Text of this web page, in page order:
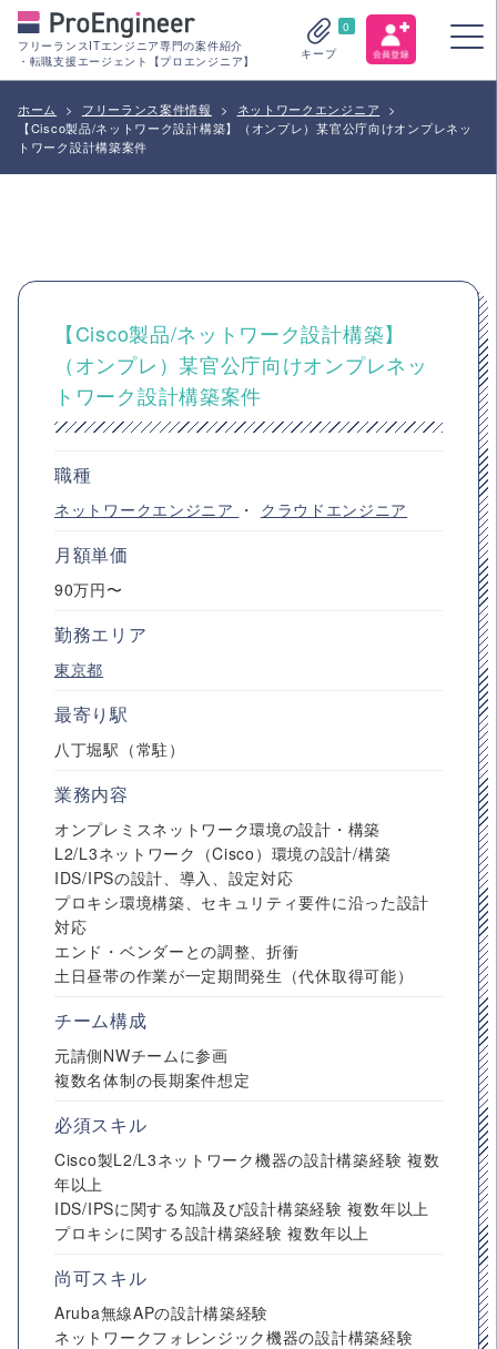
フリーランスITエンジニア専門の案件紹介
・転職支援エージェント【プロエンジニア】
0
キープ
ホーム > フリーランス案件情報 > ネットワークエンジニア
>
【Cisco製品/ネットワーク設計構築】（オンプレ）某官公庁向けオンプレネッ
トワーク設計構築案件
【Cisco製品/ネットワーク設計構築】
（オンプレ）某官公庁向けオンプレネッ
トワーク設計構築案件
職種
ネットワークエンジニア ・ クラウドエンジニア
月額単価
90万円〜
勤務エリア
東京都
最寄り駅
八丁堀駅（常駐）
業務内容
オンプレミスネットワーク環境の設計・構築
L2/L3ネットワーク（Cisco）環境の設計/構築
IDS/IPSの設計、導入、設定対応
プロキシ環境構築、セキュリティ要件に沿った設計
対応
エンド・ベンダーとの調整、折衝
土日昼帯の作業が一定期間発生（代休取得可能）
チーム構成
元請側NWチームに参画
複数名体制の長期案件想定
必須スキル
Cisco製L2/L3ネットワーク機器の設計構築経験 複数
年以上
IDS/IPSに関する知識及び設計構築経験 複数年以上
プロキシに関する設計構築経験 複数年以上
尚可スキル
Aruba無線APの設計構築経験
ネットワークフォレンジック機器の設計構築経験